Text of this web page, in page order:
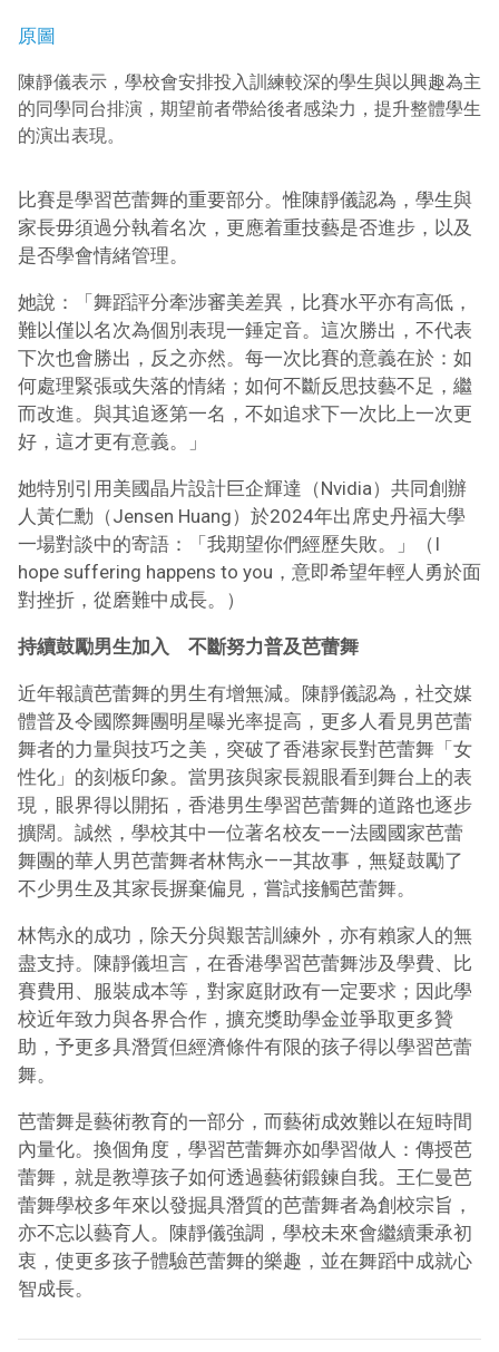
原圖
陳靜儀表示，學校會安排投入訓練較深的學生與以興趣為主
的同學同台排演，期望前者帶給後者感染力，提升整體學生
的演出表現。
比賽是學習芭蕾舞的重要部分。惟陳靜儀認為，學生與
家長毋須過分執着名次，更應着重技藝是否進步，以及
是否學會情緒管理。
她說：「舞蹈評分牽涉審美差異，比賽水平亦有高低，
難以僅以名次為個別表現一錘定音。這次勝出，不代表
下次也會勝出，反之亦然。每一次比賽的意義在於：如
何處理緊張或失落的情緒；如何不斷反思技藝不足，繼
而改進。與其追逐第一名，不如追求下一次比上一次更
好，這才更有意義。」
她特別引用美國晶片設計巨企輝達（Nvidia）共同創辦
人黃仁勳（Jensen Huang）於2024年出席史丹福大學
一場對談中的寄語：「我期望你們經歷失敗。」（I
hope suffering happens to you，意即希望年輕人勇於面
對挫折，從磨難中成長。）
持續鼓勵男生加入 不斷努力普及芭蕾舞
近年報讀芭蕾舞的男生有增無減。陳靜儀認為，社交媒
體普及令國際舞團明星曝光率提高，更多人看見男芭蕾
舞者的力量與技巧之美，突破了香港家長對芭蕾舞「女
性化」的刻板印象。當男孩與家長親眼看到舞台上的表
現，眼界得以開拓，香港男生學習芭蕾舞的道路也逐步
擴闊。誠然，學校其中一位著名校友——法國國家芭蕾
舞團的華人男芭蕾舞者林雋永——其故事，無疑鼓勵了
不少男生及其家長摒棄偏見，嘗試接觸芭蕾舞。
林雋永的成功，除天分與艱苦訓練外，亦有賴家人的無
盡支持。陳靜儀坦言，在香港學習芭蕾舞涉及學費、比
賽費用、服裝成本等，對家庭財政有一定要求；因此學
校近年致力與各界合作，擴充獎助學金並爭取更多贊
助，予更多具潛質但經濟條件有限的孩子得以學習芭蕾
舞。
芭蕾舞是藝術教育的一部分，而藝術成效難以在短時間
內量化。換個角度，學習芭蕾舞亦如學習做人：傳授芭
蕾舞，就是教導孩子如何透過藝術鍛鍊自我。王仁曼芭
蕾舞學校多年來以發掘具潛質的芭蕾舞者為創校宗旨，
亦不忘以藝育人。陳靜儀強調，學校未來會繼續秉承初
衷，使更多孩子體驗芭蕾舞的樂趣，並在舞蹈中成就心
智成長。